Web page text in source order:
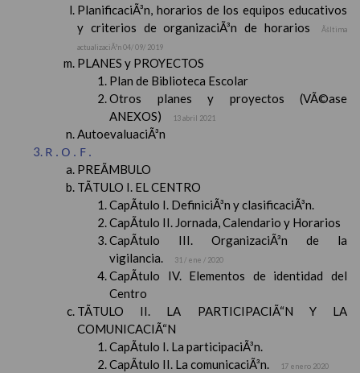
PlanificaciÃ³n, horarios de los equipos educativos
y criterios de organizaciÃ³n de horarios
Ãšltima
actualizaciÃ³n 04/ 09/ 2019
PLANES y PROYECTOS
Plan de Biblioteca Escolar
Otros planes y proyectos (VÃ©ase
ANEXOS)
13 abril 2021
AutoevaluaciÃ³n
R.O.F.
PREÃMBULO
TÃTULO I. EL CENTRO
CapÃ­tulo I. DefiniciÃ³n y clasificaciÃ³n.
CapÃ­tulo II. Jornada, Calendario y Horarios
CapÃ­tulo III. OrganizaciÃ³n de la
vigilancia.
31 / ene / 2020
CapÃ­tulo IV. Elementos de identidad del
Centro
TÃTULO II. LA PARTICIPACIÃ“N Y LA
COMUNICACIÃ“N
CapÃ­tulo I. La participaciÃ³n.
CapÃ­tulo II. La comunicaciÃ³n.
17 enero 2020